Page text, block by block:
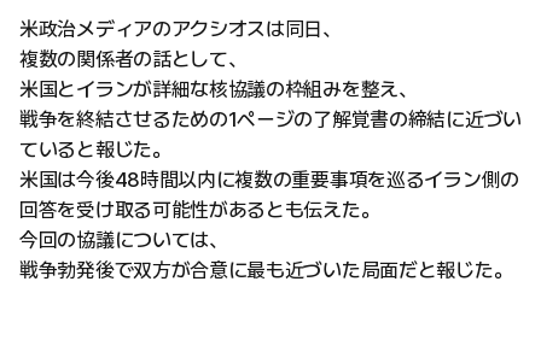
米政治メディアのアクシオスは同日、
複数の関係者の話として、
米国とイランが詳細な核協議の枠組みを整え、
戦争を終結させるための1ページの了解覚書の締結に近づい
ていると報じた。
米国は今後48時間以内に複数の重要事項を巡るイラン側の
回答を受け取る可能性があるとも伝えた。
今回の協議については、
戦争勃発後で双方が合意に最も近づいた局面だと報じた。